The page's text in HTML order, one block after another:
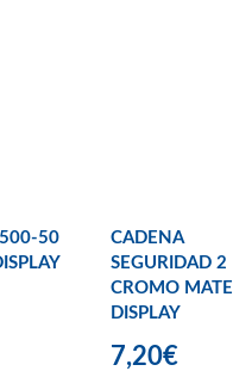
500-50
CADENA
SEGURIDAD 2
CROMO MATE
DISPLAY
7,20€